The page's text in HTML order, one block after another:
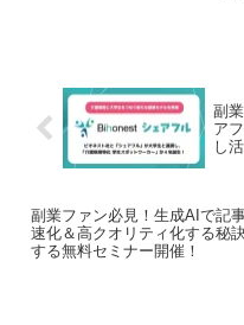
す！
副
ア
し
副業ファン必見！生成AIで記
速化＆高クオリティ化する秘
する無料セミナー開催！